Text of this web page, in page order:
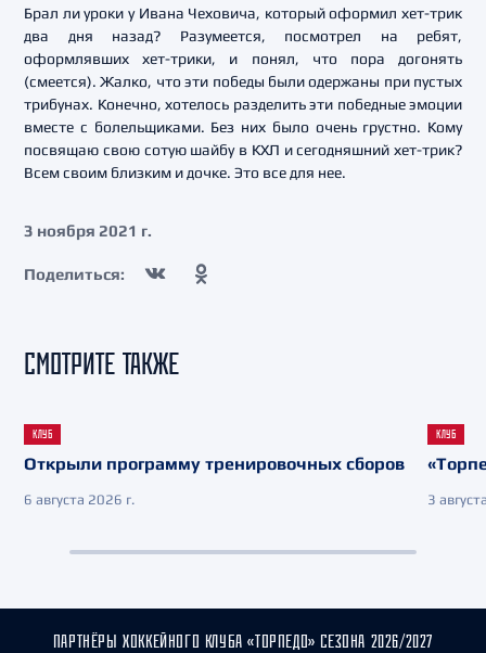
Брал ли уроки у Ивана Чеховича, который оформил хет-трик
два дня назад? Разумеется, посмотрел на ребят,
оформлявших хет-трики, и понял, что пора догонять
(смеется). Жалко, что эти победы были одержаны при пустых
трибунах. Конечно, хотелось разделить эти победные эмоции
вместе с болельщиками. Без них было очень грустно. Кому
посвящаю свою сотую шайбу в КХЛ и сегодняшний хет-трик?
Всем своим близким и дочке. Это все для нее.
3 ноября 2021 г.
Поделиться:
СМОТРИТЕ ТАКЖЕ
КЛУБ
Открыли программу тренировочных сборов
6 августа 2026 г.
КЛУБ
3
ПАРТНЁРЫ ХОККЕЙНОГО КЛУБА «ТОРПЕДО» СЕЗОНА 2026/2027